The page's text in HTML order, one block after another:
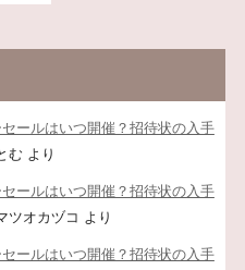
ールはいつ開催？招待状の入手
む より
ールはいつ開催？招待状の入手
ツオカヅコ より
ールはいつ開催？招待状の入手